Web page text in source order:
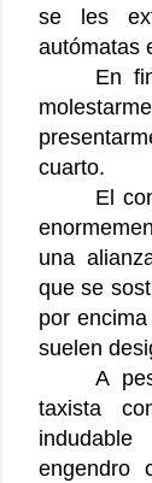
se les
autómatas
En
cuarto.
El
una
que se
por
suelen
A
taxista
engendro